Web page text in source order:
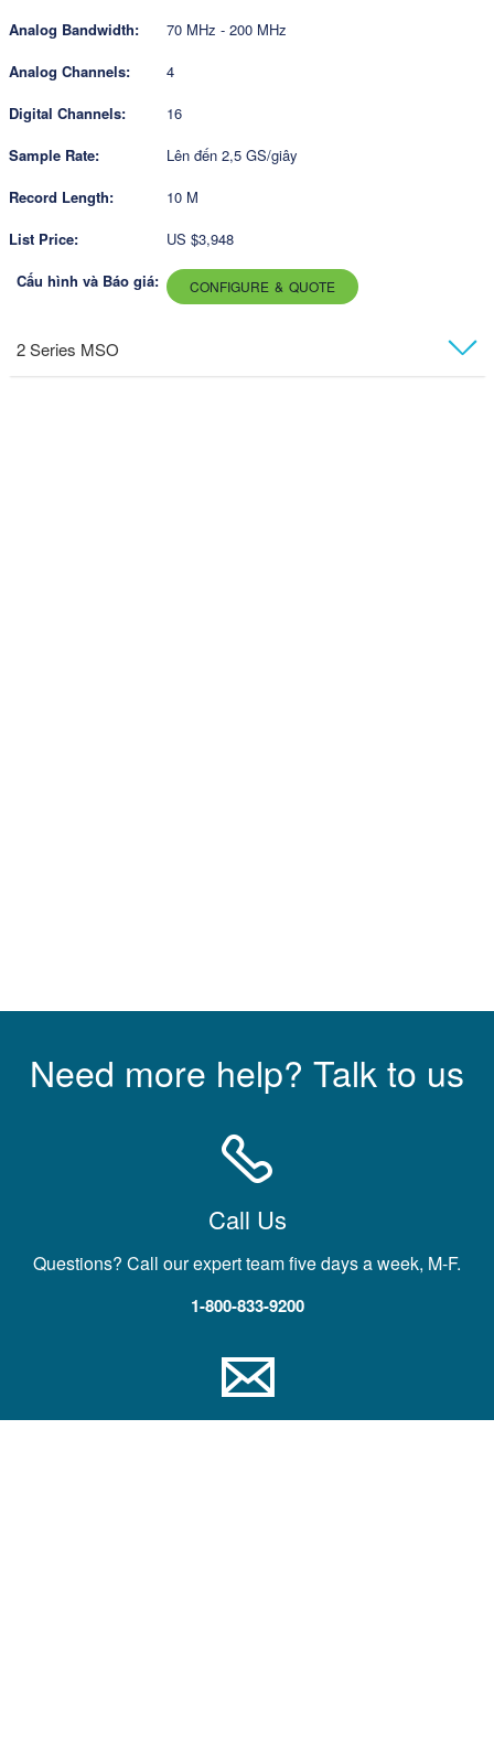
70 MHz - 200 MHz
4
16
Lên đến 2,5 GS/giây
10 M
US $3,948
CONFIGURE & QUOTE
2 Series MSO
Need more help? Talk to us
Call Us
Questions? Call our expert team five days a week, M-F.
1-800-833-9200